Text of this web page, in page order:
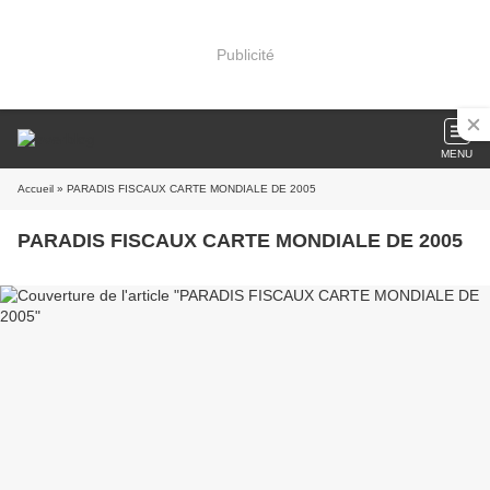
Publicité
MENU
Accueil » PARADIS FISCAUX CARTE MONDIALE DE 2005
PARADIS FISCAUX CARTE MONDIALE DE 2005